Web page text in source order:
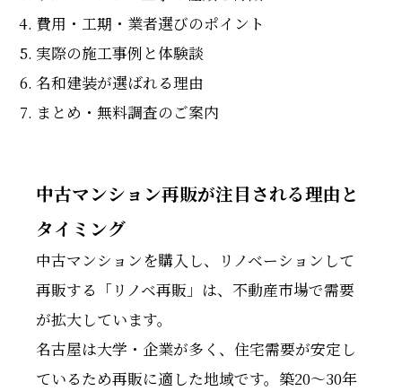
費用・工期・業者選びのポイント
実際の施工事例と体験談
名和建装が選ばれる理由
まとめ・無料調査のご案内
中古マンション再販が注目される理由と
タイミング
中古マンションを購入し、リノベーションして
再販する「リノベ再販」は、不動産市場で需要
が拡大しています。
名古屋は大学・企業が多く、住宅需要が安定し
ているため再販に適した地域です。築20〜30年